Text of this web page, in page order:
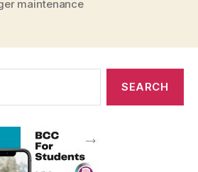
maintenance